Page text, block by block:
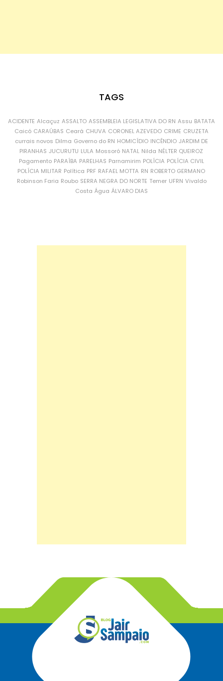
TAGS
ACIDENTE Alcaçuz ASSALTO ASSEMBLEIA LEGISLATIVA DO RN Assu BATATA
Caicó CARAÚBAS Ceará CHUVA CORONEL AZEVEDO CRIME CRUZETA
currais novos Dilma Governo do RN HOMICÍDIO INCÊNDIO JARDIM DE
PIRANHAS JUCURUTU LULA Mossoró NATAL Nilda NÉLTER QUEIROZ
Pagamento PARAÍBA PARELHAS Parnamirim POLÍCIA POLÍCIA CIVIL
POLÍCIA MILITAR Política PRF RAFAEL MOTTA RN ROBERTO GERMANO
Robinson Faria Roubo SERRA NEGRA DO NORTE Temer UFRN Vivaldo
Costa Água ÁLVARO DIAS